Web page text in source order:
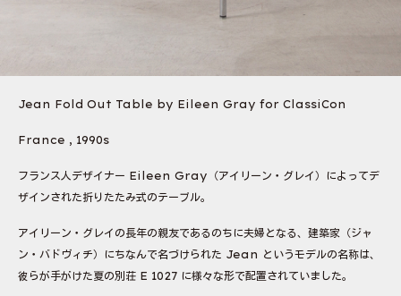
Jean Fold Out Table by Eileen Gray for ClassiCon
France , 1990s
フランス人デザイナー Eileen Gray（アイリーン・グレイ）によってデ
ザインされた折りたたみ式のテーブル。
アイリーン・グレイの長年の親友であるのちに夫婦となる、建築家（ジャ
ン・バドヴィチ）にちなんで名づけられた Jean というモデルの名称は、
彼らが手がけた夏の別荘 E 1027 に様々な形で配置されていました。